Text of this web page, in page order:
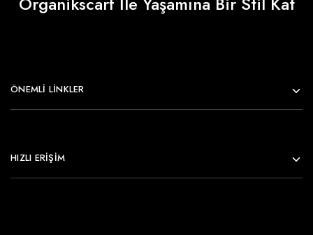
ÖNEMLI LINKLER
HIZLI ERİŞİM